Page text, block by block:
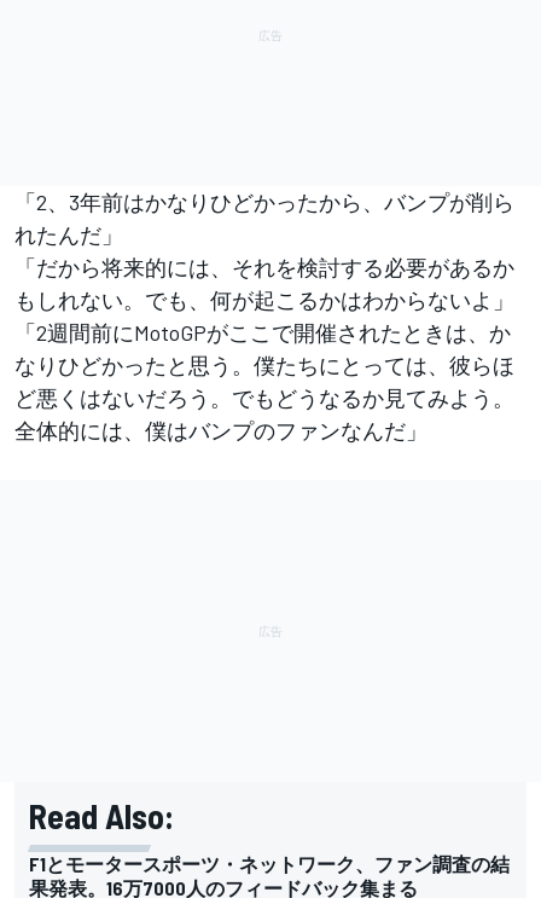
「2、3年前はかなりひどかったから、バンプが削ら
れたんだ」
「だから将来的には、それを検討する必要があるか
もしれない。でも、何が起こるかはわからないよ」
「2週間前にMotoGPがここで開催されたときは、か
なりひどかったと思う。僕たちにとっては、彼らほ
ど悪くはないだろう。でもどうなるか見てみよう。
全体的には、僕はバンプのファンなんだ」
Read Also:
F1とモータースポーツ・ネットワーク、ファン調査の結
果発表。16万7000人のフィードバック集まる